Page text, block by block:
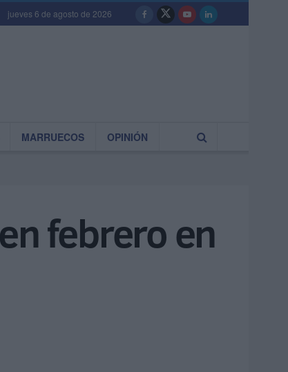
jueves 6 de agosto de 2026
MARRUECOS OPINIÓN
febrero en